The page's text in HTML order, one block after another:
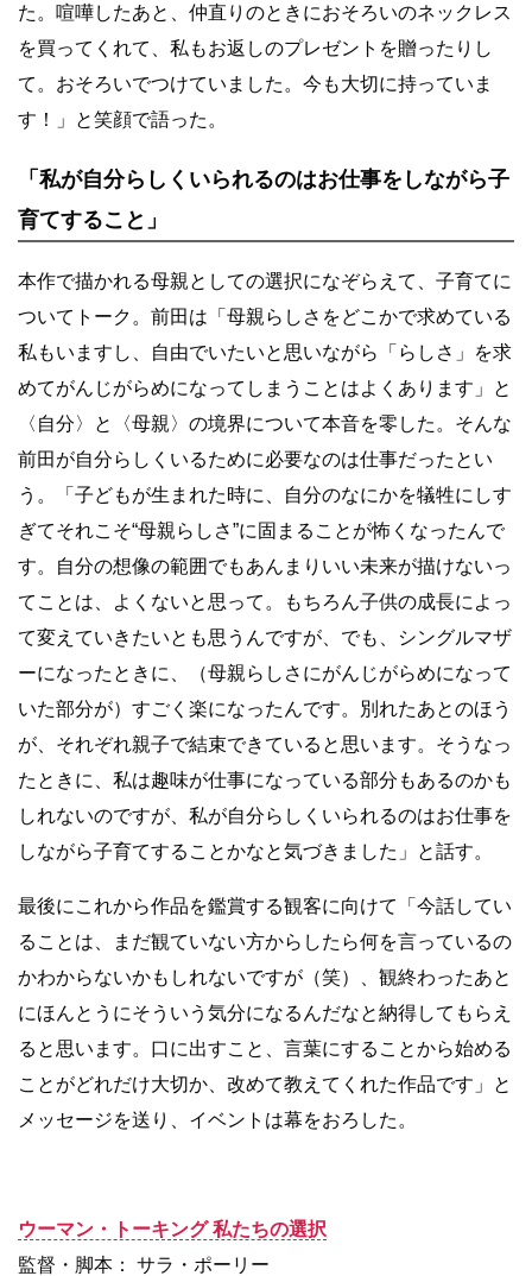
た。喧嘩したあと、仲直りのときにおそろいのネックレス
を買ってくれて、私もお返しのプレゼントを贈ったりし
て。おそろいでつけていました。今も大切に持っていま
す！」と笑顔で語った。
「私が自分らしくいられるのはお仕事をしながら子
育てすること」
本作で描かれる母親としての選択になぞらえて、子育てに
ついてトーク。前田は「母親らしさをどこかで求めている
私もいますし、自由でいたいと思いながら「らしさ」を求
めてがんじがらめになってしまうことはよくあります」と
〈自分〉と〈母親〉の境界について本音を零した。そんな
前田が自分らしくいるために必要なのは仕事だったとい
う。「子どもが生まれた時に、自分のなにかを犠牲にしす
ぎてそれこそ“母親らしさ”に固まることが怖くなったんで
す。自分の想像の範囲でもあんまりいい未来が描けないっ
てことは、よくないと思って。もちろん子供の成長によっ
て変えていきたいとも思うんですが、でも、シングルマザ
ーになったときに、（母親らしさにがんじがらめになって
いた部分が）すごく楽になったんです。別れたあとのほう
が、それぞれ親子で結束できていると思います。そうなっ
たときに、私は趣味が仕事になっている部分もあるのかも
しれないのですが、私が自分らしくいられるのはお仕事を
しながら子育てすることかなと気づきました」と話す。
最後にこれから作品を鑑賞する観客に向けて「今話してい
ることは、まだ観ていない方からしたら何を言っているの
かわからないかもしれないですが（笑）、観終わったあと
にほんとうにそういう気分になるんだなと納得してもらえ
ると思います。口に出すこと、言葉にすることから始める
ことがどれだけ大切か、改めて教えてくれた作品です」と
メッセージを送り、イベントは幕をおろした。
ウーマン・トーキング 私たちの選択
監督・脚本： サラ・ポーリー